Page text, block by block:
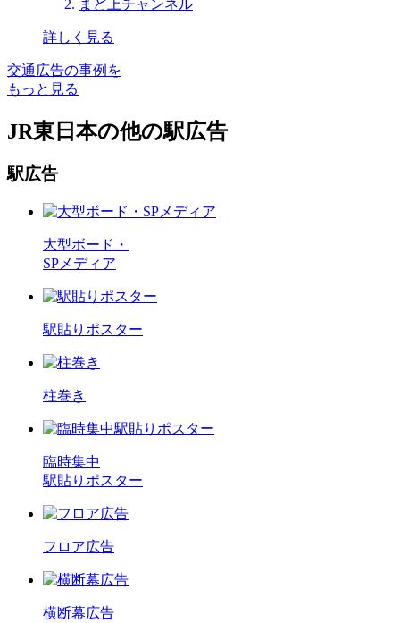
まど上チャンネル
詳しく見る
交通広告の事例を
もっと見る
JR東日本の他の駅広告
駅広告
大型ボード・
SPメディア
駅貼りポスター
柱巻き
臨時集中
駅貼りポスター
フロア広告
横断幕広告